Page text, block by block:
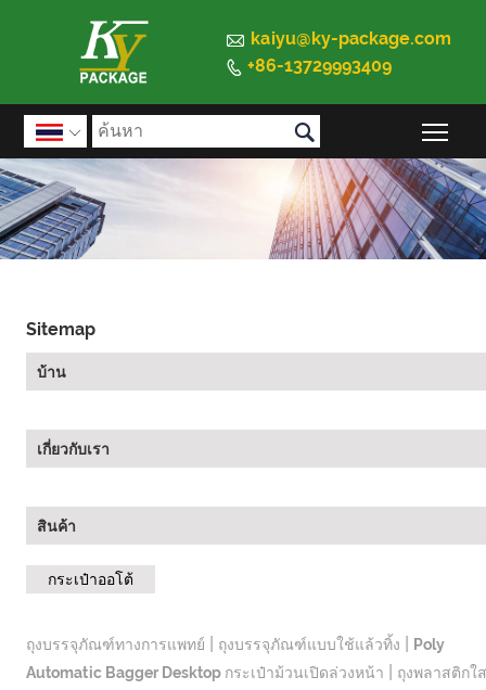
 kaiyu@ky-package.com
 +86-13729993409
 
Sitemap
บ้าน
เกี่ยวกับเรา
สินค้า
กระเป๋าออโต้
ถุงบรรจุภัณฑ์ทางการแพทย์ ถุงบรรจุภัณฑ์แบบใช้แล้วทิ้ง
Poly
Automatic Bagger Desktop กระเป๋าม้วนเปิดล่วงหน้า
ถุงพลาสติกใส